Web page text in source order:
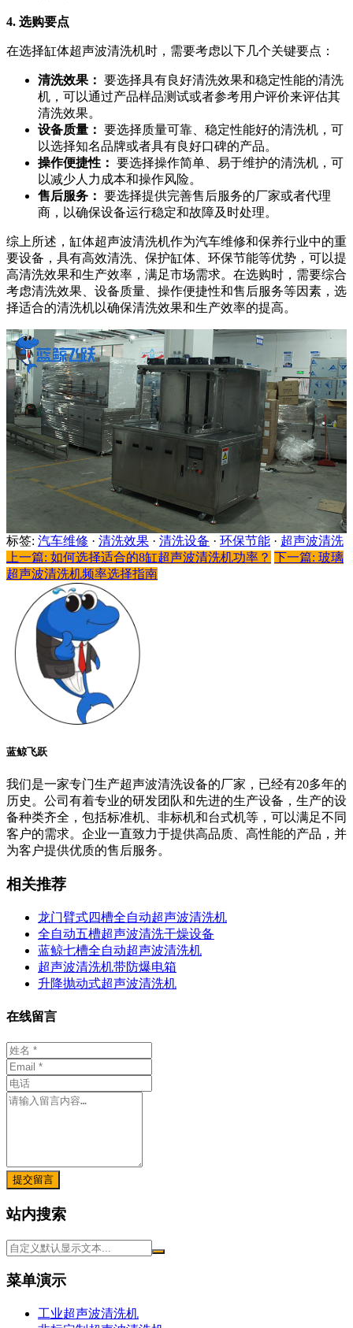
4. 选购要点
在选择缸体超声波清洗机时，需要考虑以下几个关键要点：
清洗效果： 要选择具有良好清洗效果和稳定性能的清洗
机，可以通过产品样品测试或者参考用户评价来评估其
清洗效果。
设备质量： 要选择质量可靠、稳定性能好的清洗机，可
以选择知名品牌或者具有良好口碑的产品。
操作便捷性： 要选择操作简单、易于维护的清洗机，可
以减少人力成本和操作风险。
售后服务： 要选择提供完善售后服务的厂家或者代理
商，以确保设备运行稳定和故障及时处理。
综上所述，缸体超声波清洗机作为汽车维修和保养行业中的重
要设备，具有高效清洗、保护缸体、环保节能等优势，可以提
高清洗效果和生产效率，满足市场需求。在选购时，需要综合
考虑清洗效果、设备质量、操作便捷性和售后服务等因素，选
择适合的清洗机以确保清洗效果和生产效率的提高。
标签: 汽车维修 · 清洗效果 · 清洗设备 · 环保节能 · 超声波清洗
上一篇: 如何选择适合的8缸超声波清洗机功率？ 下一篇: 玻璃
超声波清洗机频率选择指南
蓝鲸飞跃
我们是一家专门生产超声波清洗设备的厂家，已经有20多年的
历史。公司有着专业的研发团队和先进的生产设备，生产的设
备种类齐全，包括标准机、非标机和台式机等，可以满足不同
客户的需求。企业一直致力于提供高品质、高性能的产品，并
为客户提供优质的售后服务。
相关推荐
龙门臂式四槽全自动超声波清洗机
全自动五槽超声波清洗干燥设备
蓝鲸七槽全自动超声波清洗机
超声波清洗机带防爆电箱
升降抛动式超声波清洗机
在线留言
提交留言
站内搜索
菜单演示
工业超声波清洗机